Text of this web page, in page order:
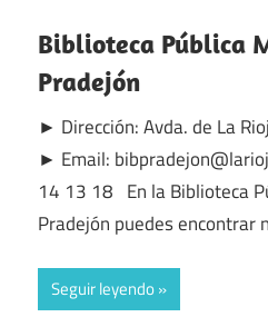
Biblioteca Pública
Pradejón
► Dirección: Avda. de La
► Email:
14 13 18 En la Biblioteca
Pradejón puedes encontrar
Seguir leyendo